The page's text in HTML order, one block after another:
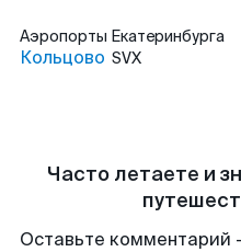
Аэропорты Екатеринбурга
Кольцово SVX
Часто летаете и
Оставьте комментарий